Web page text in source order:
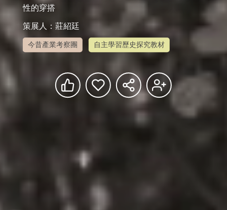
策展人：莊紹廷
今昔產業考察團 自主學習歷史探究教材